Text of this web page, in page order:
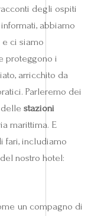
degli ospiti
abbiamo
ci siamo
proteggono i
arricchito da
Parleremo dei
stazioni
marittima. E
fari, includiamo
nostro hotel:
un compagno di